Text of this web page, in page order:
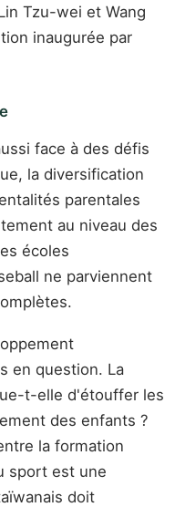
Tzu-wei et Wang
inaugurée par
face à des défis
la diversification
parentales
au niveau des
écoles
ne parviennent
en question. La
t-elle d'étouffer les
des enfants ?
la formation
sport est une
doit